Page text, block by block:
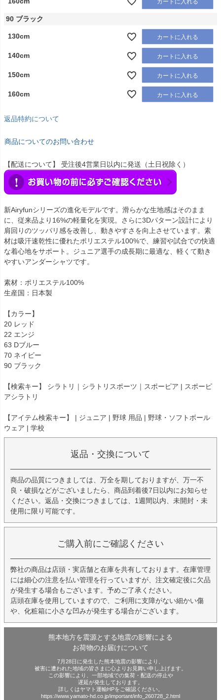
カートに入れる
90 ブラック
130cm カートに入れる
140cm カートに入れる
150cm カートに入れる
160cm カートに入れる
返品特約について
商品についてのお問い合わせ
【配送について】 受注後4営業日以内に発送（土日祝除く）
新Airyfunシリーズの進化モデルです。滑らかな生地感はそのまま
に、従来品より16%の軽量化を実現。さらに3Dパターン設計により
肩回りのツッパリ感を改善し、動きやすさを向上させています。素
材は吸汗速乾性に優れたポリエステル100%で、練習や試合での快適
な着心地をサポート。ジュニア選手の成長期に最適な、軽くて動き
やすいアンダーシャツです。
素材：ポリエステル100%
生産国：日本製
【カラー】
20 レッド
22 エンジ
63 Dブルー
70 ネイビー
90 ブラック
【検索キー】 シラトリ｜シラトリスポーツ｜スポーピア | スポーピ
アシラトリ
【アイテム検索キー】 | ジュニア | 野球 用品 | 野球・ソフトボール
ウェア | 学校
返品・交換について
商品の品質につきましては、万全を期しておりますが、万一不
良・破損などがございましたら、商品到着後7日以内にお知らせ
ください。返品・交換につきましては、1週間以内、未開封・未
使用に限り可能です。
ご購入前にご確認ください
弊社の商品は店頭・実店舗と在庫を共有しております。在庫管理
には細心の注意を払い管理を行っていますが、注文確定後に欠品
が発生する場合もございます。予めご了承ください。
店頭在庫を使用していますので、ご利用に支障がない細かい傷
や、化粧箱に小さな凹みが発生する場合がございます。
熊本地方を震源とする地震の影響による
お荷物のお届けについて
7月28日に発生した熊本地震の影響により、
被害に遭われた地域の皆さまに心よりお見舞い申し上げます。
この影響により、一部地域での集荷・配送の停止や
遅延が発生しております。
詳しくはヤマト運輸HPをご確認ください。
https://www.yamato-hd.co.jp/important/info_260728_2.html